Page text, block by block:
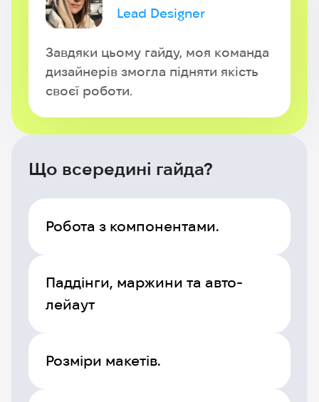
Lead Designer
Завдяки цьому гайду, моя команда
дизайнерів змогла підняти якість
своєї роботи.
Що всередині гайда?
Робота з компонентами.
Паддінги, маржини та авто-
лейаут
Розміри макетів.